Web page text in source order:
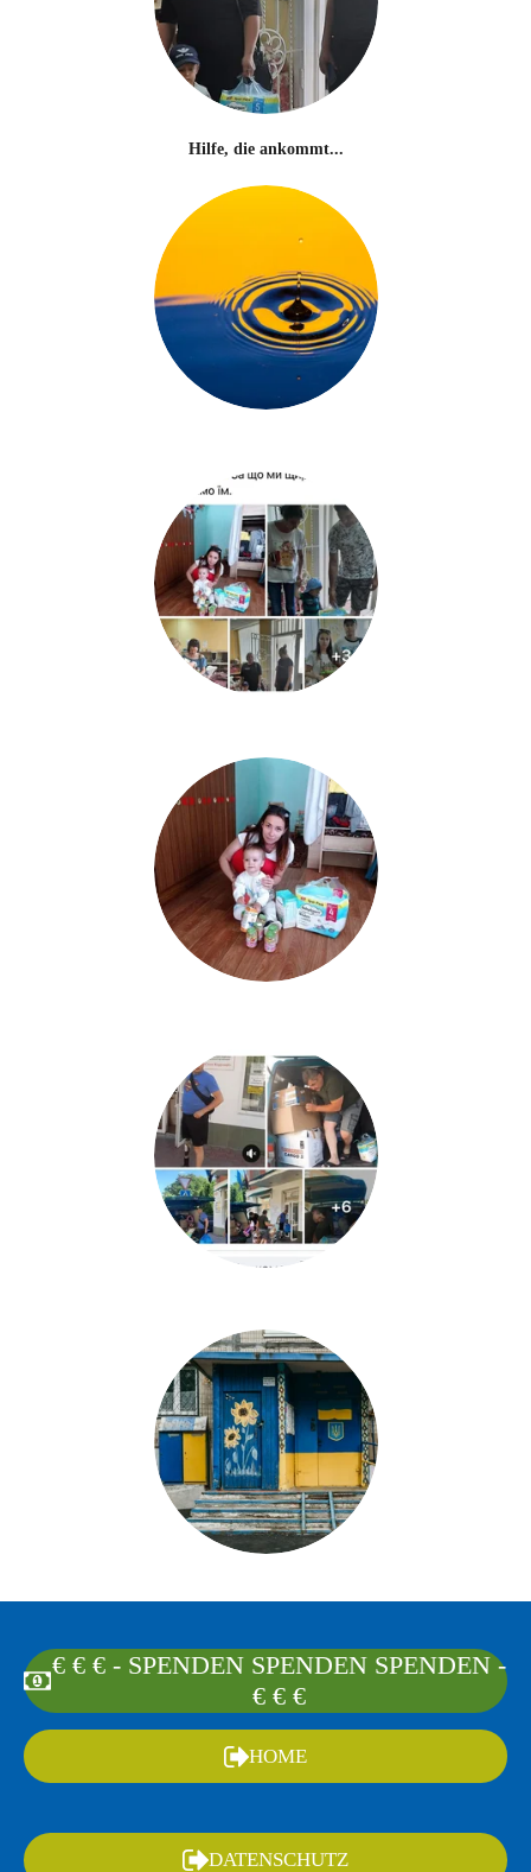
Hilfe, die ankommt...
€ € € - SPENDEN SPENDEN SPENDEN -
€ € €
HOME
DATENSCHUTZ